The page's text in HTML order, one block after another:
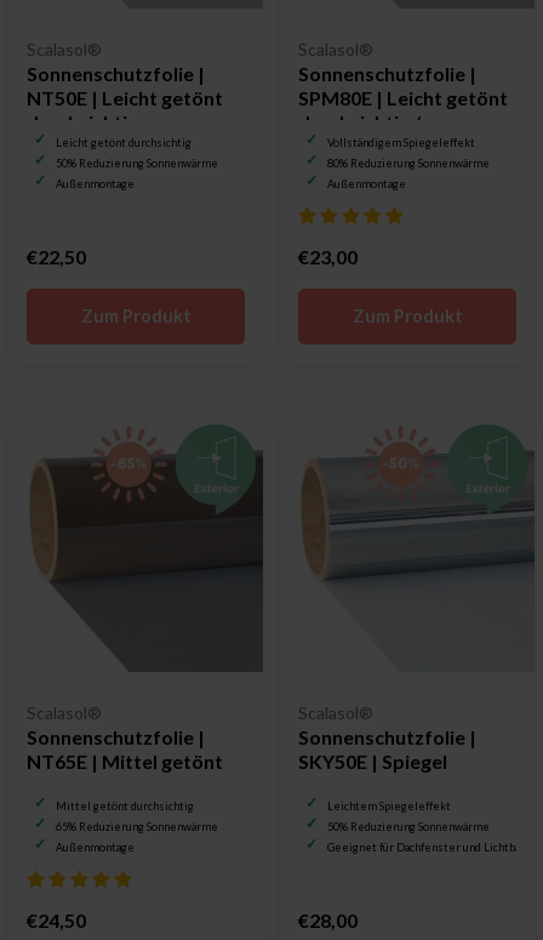
Scalasol®
Sonnenschutzfolie |
NT50E | Leicht getönt
durchsichtig
Leicht getönt durchsichtig
50% Reduzierung Sonnenwärme
Außenmontage
€22,50
Zum Produkt
Scalasol®
Sonnenschutzfolie |
SPM80E | Leicht getönt
durchsichtig /
Spiegelfolie
Vollständigem Spiegeleffekt
80% Reduzierung Sonnenwärme
Außenmontage
€23,00
Zum Produkt
Scalasol®
Sonnenschutzfolie |
NT65E | Mittel getönt
Mittel getönt durchsichtig
65% Reduzierung Sonnenwärme
Außenmontage
€24,50
Scalasol®
Sonnenschutzfolie |
SKY50E | Spiegel
Leichtem Spiegeleffekt
50% Reduzierung Sonnenwärme
Geeignet für Dachfenster und Lichtbänder
€28,00